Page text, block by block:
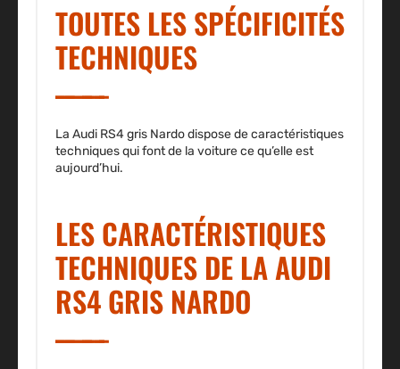
TOUTES LES SPÉCIFICITÉS
TECHNIQUES
La Audi RS4 gris Nardo dispose de caractéristiques
techniques qui font de la voiture ce qu’elle est
aujourd’hui.
LES CARACTÉRISTIQUES
TECHNIQUES DE LA AUDI
RS4 GRIS NARDO